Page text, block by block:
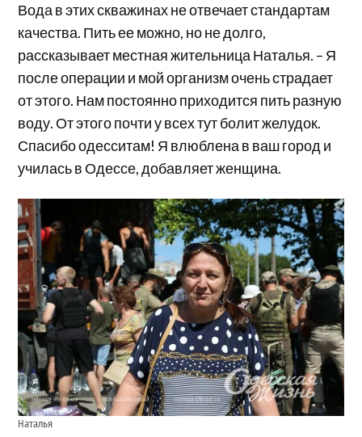
Вода в этих скважинах не отвечает стандартам
качества. Пить ее можно, но не долго,
рассказывает местная жительница Наталья. – Я
после операции и мой организм очень страдает
от этого. Нам постоянно приходится пить разную
воду. От этого почти у всех тут болит желудок.
Спасибо одесситам! Я влюблена в ваш город и
училась в Одессе, добавляет женщина.
Наталья